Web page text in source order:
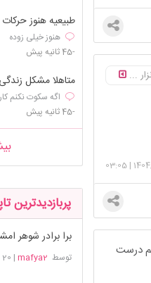
...
|
03:05
درست
طبیعیه هنوز
هنوز خیلی زوده
-45 ثانیه پیش
متاهلا مشکل
اگه سکوت نکنم
-45 ثانیه پیش
پربازدیدترین
برا برادر شوهر
توسط mafya2
| 20 ساعت پیش